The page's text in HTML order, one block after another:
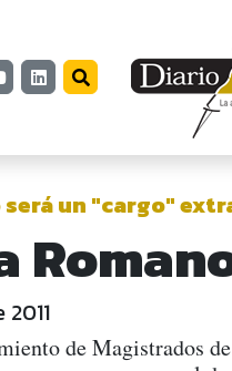
será un "cargo"
de Magistrados